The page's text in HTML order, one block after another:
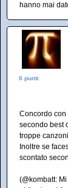
hanno mai
0 punti
Concordo con
secondo best
troppe
Inoltre se
scontato
(@kombatt: